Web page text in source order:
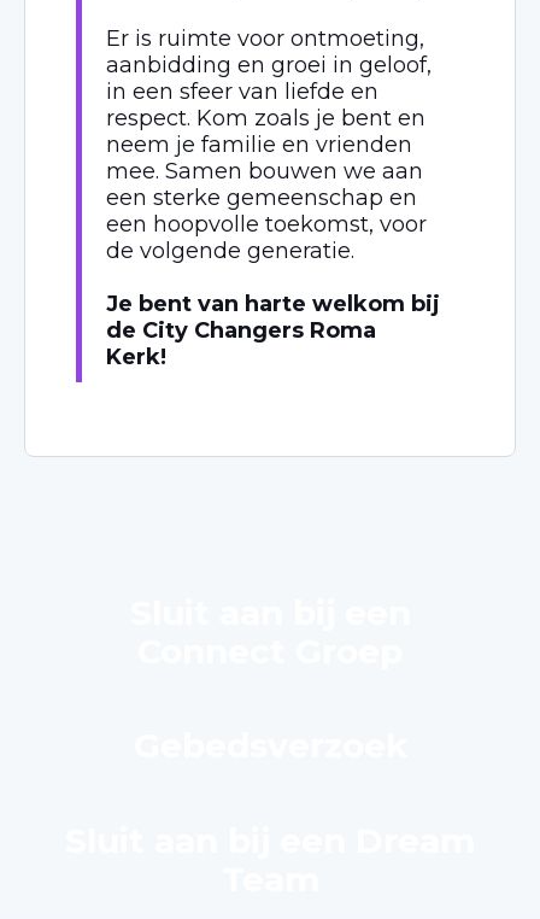
Er is ruimte voor ontmoeting,
aanbidding en groei in geloof,
in een sfeer van liefde en
respect. Kom zoals je bent en
neem je familie en vrienden
mee. Samen bouwen we aan
een sterke gemeenschap en
een hoopvolle toekomst, voor
de volgende generatie.
Je bent van harte welkom bij
de City Changers Roma
Kerk!